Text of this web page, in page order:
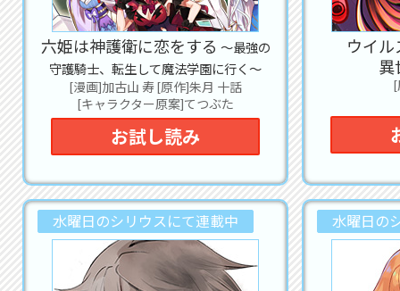
巻
武
ン
な
六姫は神護衛に恋をする ～最強の
守護騎士、転生して魔法学園に行く～
[漫画]加古山 寿 [原作]朱月 十話
[キャラクター原案]てつぶた
お試し読み
ウイ
異
[
水曜日のシリウスにて連載中 水曜日の